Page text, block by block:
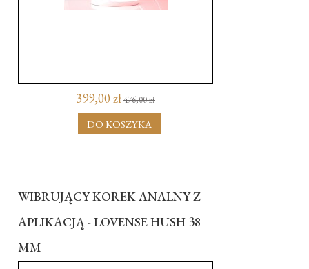
399,00 zł476,00 zł
DO KOSZYKA
WIBRUJĄCY KOREK ANALNY Z
APLIKACJĄ - LOVENSE HUSH 38
MM